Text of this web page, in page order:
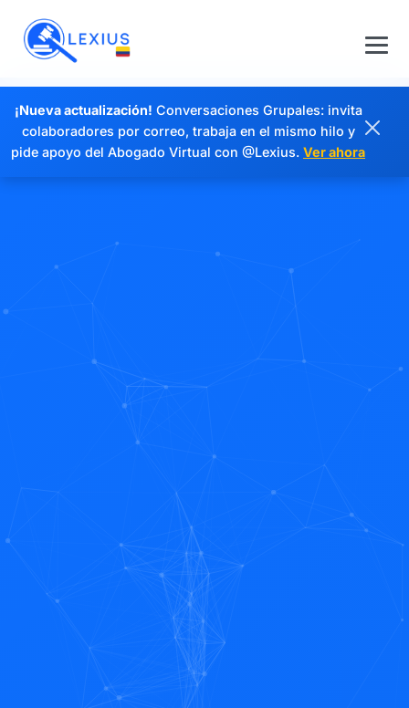
¡Nueva actualización! Conversaciones Grupales: invita
colaboradores por correo, trabaja en el mismo hilo y
pide apoyo del Abogado Virtual con @Lexius. Ver ahora